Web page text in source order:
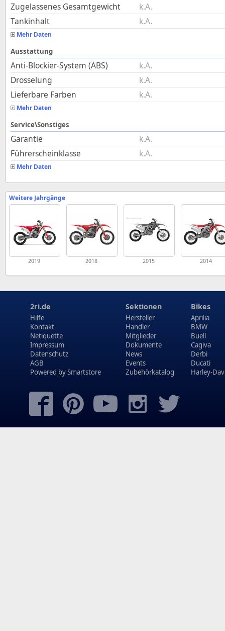
Zugelassenes Gesamtgewicht
k.A.
Tankinhalt
k.A.
Mehr Daten
Ausstattung
Anti-Blockier-System (ABS)
k.A.
Drosselung
k.A.
Lieferbare Farben
k.A.
Mehr Daten
Service\Sonstiges
Garantie
k.A.
Führerscheinklasse
k.A.
Mehr Daten
Weitere Jahrgänge
2019 2018 2015 2014
2ri.de
Hilfe
Kontakt
Netiquette
Impressum
Datenschutz
AGB
Powered bySmartstore
Sektionen
Hersteller
Händler
Mitglieder
Dokumente
News
Events
Zubehörkatalog
Bikes
Aprilia
BMW
Buell
Cagiva
Derbi
Ducati
Harley-